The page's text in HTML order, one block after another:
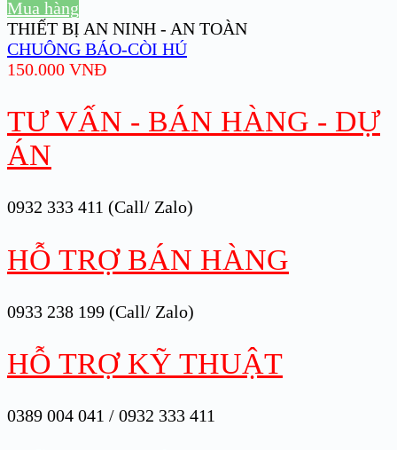
Mua hàng
THIẾT BỊ AN NINH - AN TOÀN
CHUÔNG BÁO-CÒI HÚ
150.000 VNĐ
TƯ VẤN - BÁN HÀNG - DỰ
ÁN
0932 333 411 (Call/ Zalo)
HỖ TRỢ BÁN HÀNG
0933 238 199 (Call/ Zalo)
HỖ TRỢ KỸ THUẬT
0389 004 041 / 0932 333 411